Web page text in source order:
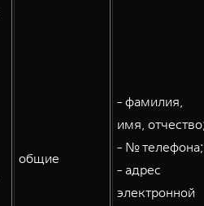
общие
- фамилия,
имя,
- № телефона;
- адрес
электронной